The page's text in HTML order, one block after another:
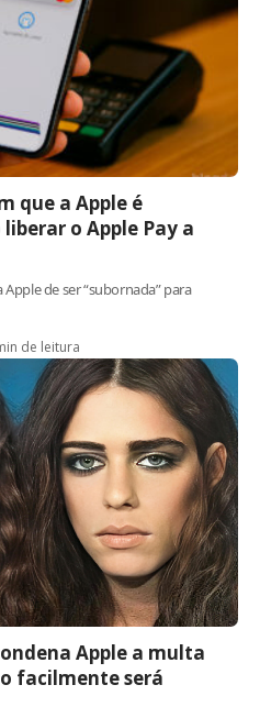
que a Apple é
o Apple Pay a
de ser “subornada” para
de leitura
Apple a multa
facilmente será